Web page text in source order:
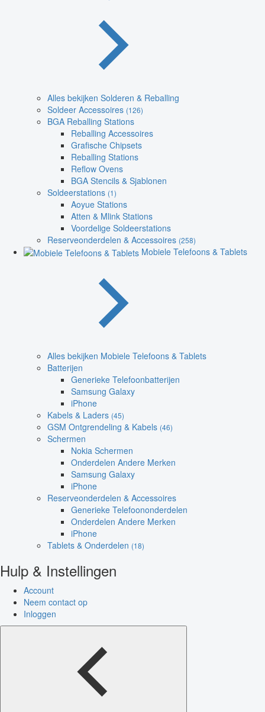
Alles bekijken Solderen & Reballing
Soldeer Accessoires (126)
BGA Reballing Stations
Reballing Accessoires
Grafische Chipsets
Reballing Stations
Reflow Ovens
BGA Stencils & Sjablonen
Soldeerstations (1)
Aoyue Stations
Atten & Mlink Stations
Voordelige Soldeerstations
Reserveonderdelen & Accessoires (258)
Mobiele Telefoons & Tablets
Alles bekijken Mobiele Telefoons & Tablets
Batterijen
Generieke Telefoonbatterijen
Samsung Galaxy
iPhone
Kabels & Laders (45)
GSM Ontgrendeling & Kabels (46)
Schermen
Nokia Schermen
Onderdelen Andere Merken
Samsung Galaxy
iPhone
Reserveonderdelen & Accessoires
Generieke Telefoononderdelen
Onderdelen Andere Merken
iPhone
Tablets & Onderdelen (18)
Hulp & Instellingen
Account
Neem contact op
Inloggen